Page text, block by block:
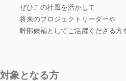
ぜひこの社風を活かして
将来のプロジェクトリーダーや
幹部候補としてご活躍くださる方
対象となる方